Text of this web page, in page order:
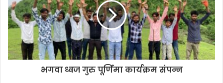
भगवा ध्वज गुरु पूर्णिमा कार्यक्रम संपन्न